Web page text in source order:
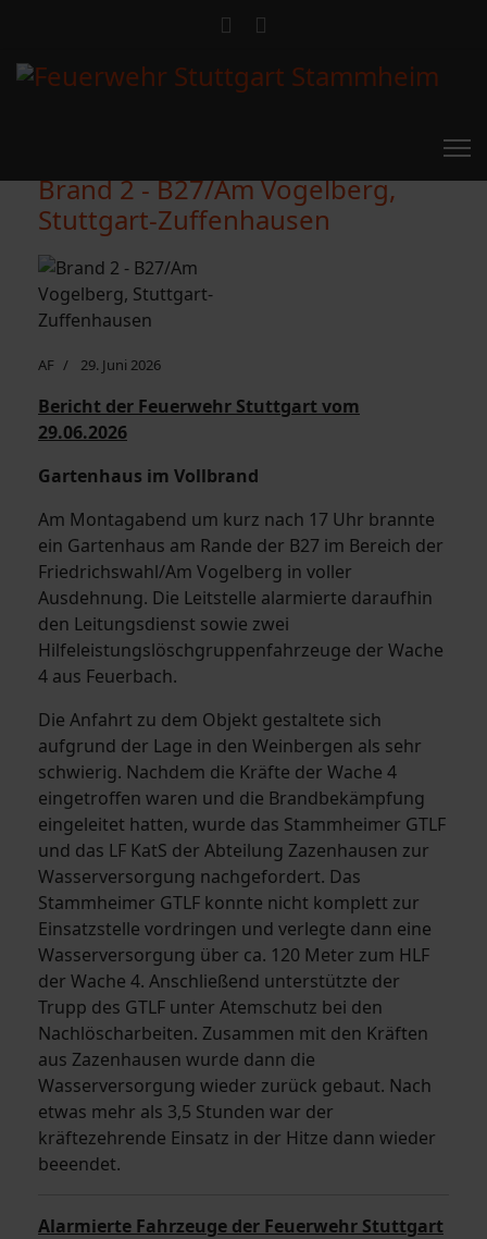
Brand 2 - B27/Am Vogelberg,
Stuttgart-Zuffenhausen
AF 29. Juni 2026
Bericht der Feuerwehr Stuttgart vom
29.06.2026
Gartenhaus im Vollbrand
Am Montagabend um kurz nach 17 Uhr brannte
ein Gartenhaus am Rande der B27 im Bereich der
Friedrichswahl/Am Vogelberg in voller
Ausdehnung. Die Leitstelle alarmierte daraufhin
den Leitungsdienst sowie zwei
Hilfeleistungslöschgruppenfahrzeuge der Wache
4 aus Feuerbach.
Die Anfahrt zu dem Objekt gestaltete sich
aufgrund der Lage in den Weinbergen als sehr
schwierig. Nachdem die Kräfte der Wache 4
eingetroffen waren und die Brandbekämpfung
eingeleitet hatten, wurde das Stammheimer GTLF
und das LF KatS der Abteilung Zazenhausen zur
Wasserversorgung nachgefordert. Das
Stammheimer GTLF konnte nicht komplett zur
Einsatzstelle vordringen und verlegte dann eine
Wasserversorgung über ca. 120 Meter zum HLF
der Wache 4. Anschließend unterstützte der
Trupp des GTLF unter Atemschutz bei den
Nachlöscharbeiten. Zusammen mit den Kräften
aus Zazenhausen wurde dann die
Wasserversorgung wieder zurück gebaut. Nach
etwas mehr als 3,5 Stunden war der
kräftezehrende Einsatz in der Hitze dann wieder
beeendet.
Alarmierte Fahrzeuge der Feuerwehr Stuttgart